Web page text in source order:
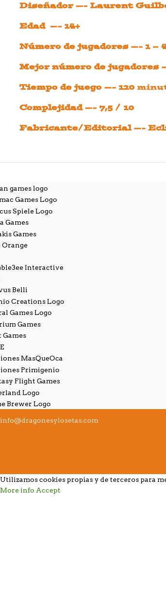
Diseñador —- Laurent
Edad —- 14+
Número de jugadores —- 1 –
Mejor número de jugadores
Tiempo de juego —- 120
Complejidad —- 7,5 / 10
Fabricante/Editorial —-
info@dragonesylosetas.com
Utilizamos cookies propias y de terceros para
More info Accept